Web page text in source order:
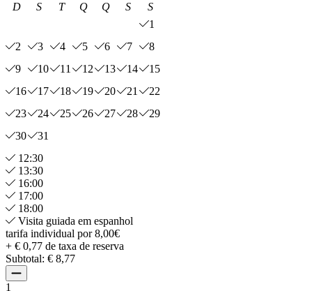
D S T Q Q S
S
1
2
3 4 5 6 7
8
9
10 11 12 13 14
15
16
17 18 19 20 21
22
23
24 25 26 27 28
29
30
31
12:30
13:30
16:00
17:00
18:00
Visita guiada em espanhol
tarifa individual por 8,00€
+ € 0,77 de taxa de reserva
Subtotal: € 8,77
1